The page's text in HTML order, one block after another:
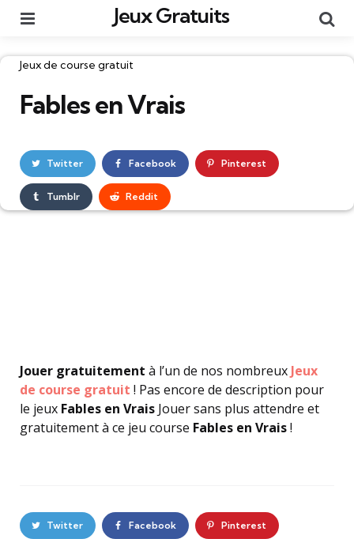
Jeux Gratuits
Catégories
Jeux de course gratuit
Fables en Vrais
Twitter Facebook Pinterest
Tumblr Reddit
Jouer gratuitement à l’un de nos nombreux Jeux
de course gratuit ! Pas encore de description pour
le jeux Fables en Vrais Jouer sans plus attendre et
gratuitement à ce jeu course Fables en Vrais!
Twitter Facebook Pinterest